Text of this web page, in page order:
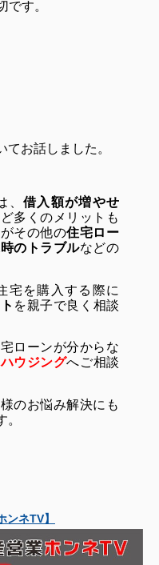
です。
てお話しました。
、 借入額が増やせ
多くのメリットも
その他の住宅ロー
のトラブルなどの
宅を購入する際に
を親子で良く相談
ローンが分からな
ウジングへご相談
のお悩み解決にも
ネTV】